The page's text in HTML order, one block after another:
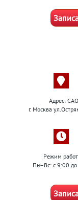
Адрес: САО
г. Москва
Режим
Пн–Вс: с 9:00